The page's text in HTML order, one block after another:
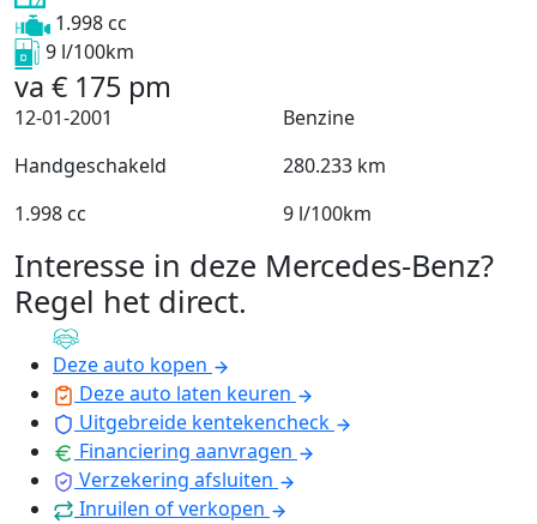
1.998 cc
9 l/100km
va € 175 pm
12-01-2001
Benzine
Handgeschakeld
280.233 km
1.998 cc
9 l/100km
Interesse in deze Mercedes-Benz?
Regel het direct.
Deze auto kopen
Deze auto laten keuren
Uitgebreide kentekencheck
Financiering aanvragen
Verzekering afsluiten
Inruilen of verkopen